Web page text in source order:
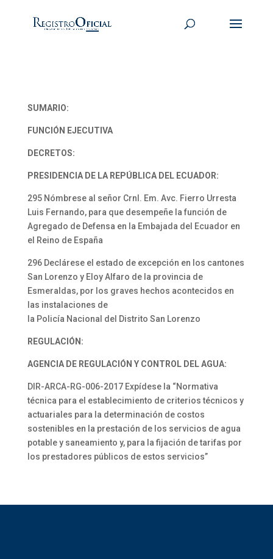
SUMARIO:
FUNCIÓN EJECUTIVA
DECRETOS:
PRESIDENCIA DE LA REPÚBLICA DEL ECUADOR:
295 Nómbrese al señor Crnl. Em. Avc. Fierro Urresta
Luis Fernando, para que desempeñe la función de
Agregado de Defensa en la Embajada del Ecuador en
el Reino de España
296 Declárese el estado de excepción en los cantones
San Lorenzo y Eloy Alfaro de la provincia de
Esmeraldas, por los graves hechos acontecidos en
las instalaciones de
la Policía Nacional del Distrito San Lorenzo
REGULACIÓN:
AGENCIA DE REGULACIÓN Y CONTROL DEL AGUA:
DIR-ARCA-RG-006-2017 Expídese la “Normativa
técnica para el establecimiento de criterios técnicos y
actuariales para la determinación de costos
sostenibles en la prestación de los servicios de agua
potable y saneamiento y, para la fijación de tarifas por
los prestadores públicos de estos servicios”